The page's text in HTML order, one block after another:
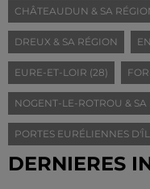
CHÂTEAUDUN & SA
DREUX & SA RÉGION
EURE-ET-LOIR (28)
NOGENT-LE-ROTROU & SA
PORTES EURÉLIENNES
DERNIERES